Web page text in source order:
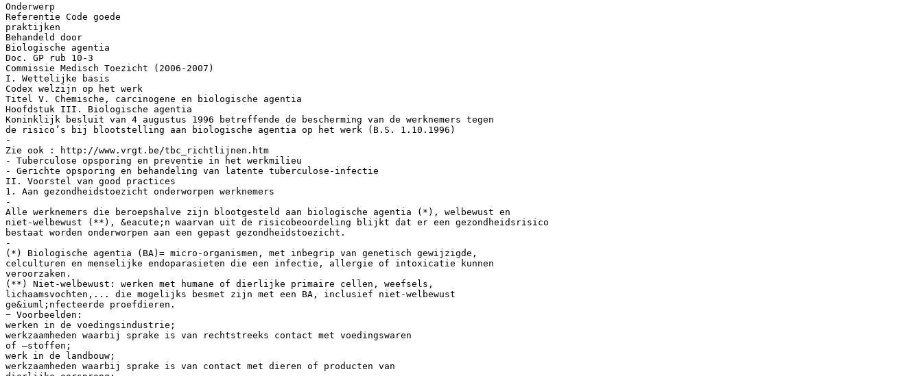
Onderwerp
Referentie Code goede
praktijken
Behandeld door
Biologische agentia
Doc. GP rub 10-3
Commissie Medisch Toezicht (2006-2007)
I. Wettelijke basis
Codex welzijn op het werk
Titel V. Chemische, carcinogene en biologische agentia
Hoofdstuk III. Biologische agentia
Koninklijk besluit van 4 augustus 1996 betreffende de bescherming van de werknemers tegen
de risico’s bij blootstelling aan biologische agentia op het werk (B.S. 1.10.1996)
-
Zie ook : http://www.vrgt.be/tbc_richtlijnen.htm
- Tuberculose opsporing en preventie in het werkmilieu
- Gerichte opsporing en behandeling van latente tuberculose-infectie
II. Voorstel van good practices
1. Aan gezondheidstoezicht onderworpen werknemers
-
Alle werknemers die beroepshalve zijn blootgesteld aan biologische agentia (*), welbewust en
niet-welbewust (**), &eacute;n waarvan uit de risicobeoordeling blijkt dat er een gezondheidsrisico
bestaat worden onderworpen aan een gepast gezondheidstoezicht.
-
(*) Biologische agentia (BA)= micro-organismen, met inbegrip van genetisch gewijzigde,
celculturen en menselijke endoparasieten die een infectie, allergie of intoxicatie kunnen
veroorzaken.
(**) Niet-welbewust: werken met humane of dierlijke primaire cellen, weefsels,
lichaamsvochten,... die mogelijks besmet zijn met een BA, inclusief niet-welbewust
ge&iuml;nfecteerde proefdieren.
− Voorbeelden:
werken in de voedingsindustrie;
werkzaamheden waarbij sprake is van rechtstreeks contact met voedingswaren
of –stoffen;
werk in de landbouw;
werkzaamheden waarbij sprake is van contact met dieren of producten van